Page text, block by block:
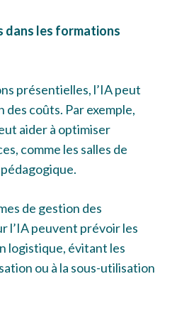
dans les formations
présentielles, l’IA peut
coûts. Par exemple,
aider à optimiser
comme les salles de
de gestion des
l’IA peuvent prévoir les
logistique, évitant les
ou à la sous-utilisation